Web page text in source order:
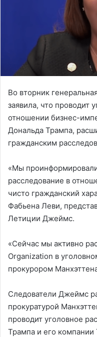
Во вторник
заявила, что проводит
отношении бизнес-
Дональда Трампа,
гражданским
«Мы
расследование в
чисто гражданский
Фабьена Леви,
Летиции Джеймс.
«Сейчас мы активно
Organization в
прокурором
Следователи Джеймс
прокуратурой
проводит уголовное
Трампа и его